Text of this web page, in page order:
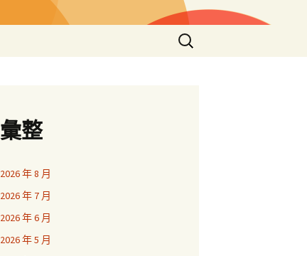
搜
尋
彙整
2026 年 8 月
2026 年 7 月
2026 年 6 月
2026 年 5 月